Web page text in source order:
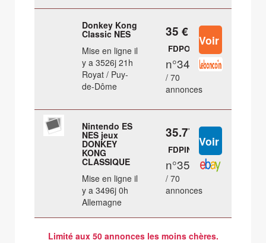
Donkey Kong
Classic NES
Mise en ligne il
y a 3526j 21h
Royat / Puy-
de-Dôme
35 €
FDPOUT
n°34
/ 70
annonces
Nintendo ES
NES jeux
DONKEY
KONG
CLASSIQUE
Mise en ligne il
y a 3496j 0h
Allemagne
35.77 €
FDPIN
n°35
/ 70
annonces
Limité aux 50 annonces les moins chères.